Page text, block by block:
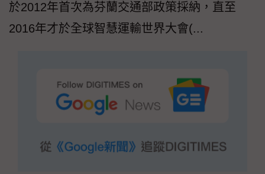
於2012年首次為芬蘭交通部政策採納，直至
2016年才於全球智慧運輸世界大會(...